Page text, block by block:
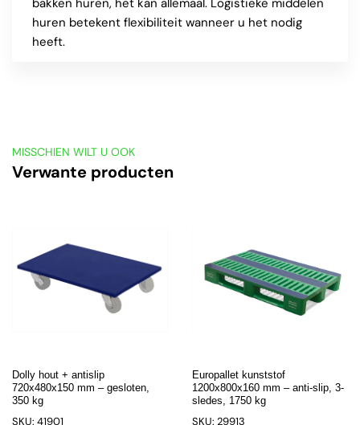
bakken huren, het kan allemaal. Logistieke middelen
huren betekent flexibiliteit wanneer u het nodig
heeft.
MISSCHIEN WILT U OOK
Verwante producten
Dolly hout + antislip
720x480x150 mm – gesloten,
350 kg
SKU: 41901
Europallet kunststof
1200x800x160 mm – anti-slip, 3-
sledes, 1750 kg
SKU: 29913